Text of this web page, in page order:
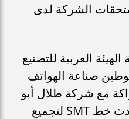
الشركة لدى
العربية للتصنيع
صناعة الهواتف
مع شركة طلال أبو
غزالة للتقنية من خلال أحدث خط SMT لتجميع